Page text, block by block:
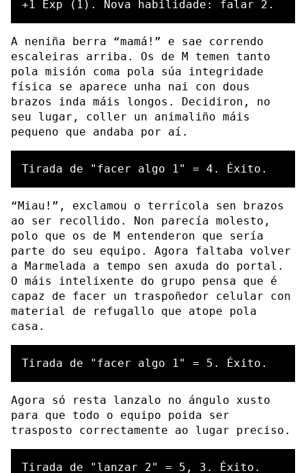
A neniña berra “mamá!” e sae correndo
escaleiras arriba. Os de M temen tanto
pola misión coma pola súa integridade
física se aparece unha nai con dous
brazos inda máis longos. Decidiron, no
seu lugar, coller un animaliño máis
pequeno que andaba por aí.
“Miau!”, exclamou o terrícola sen brazos
ao ser recollido. Non parecía molesto,
polo que os de M entenderon que sería
parte do seu equipo. Agora faltaba volver
a Marmelada a tempo sen axuda do portal.
O máis intelixente do grupo pensa que é
capaz de facer un traspoñedor celular con
material de refugallo que atope pola
casa.
Agora só resta lanzalo no ángulo xusto
para que todo o equipo poida ser
trasposto correctamente ao lugar preciso.